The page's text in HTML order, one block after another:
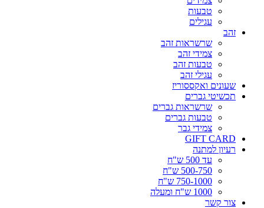
טבעות
עגילים
זהב
שרשראות זהב
צמידי זהב
טבעות זהב
עגילי זהב
שעונים ואקססוריז
תכשיטי גברים
שרשראות גברים
טבעות גברים
צמידי גבר
GIFT CARD
רעיון למתנה
עד 500 ש"ח
500-750 ש"ח
750-1000 ש"ח
1000 ש"ח ומעלה
צור קשר